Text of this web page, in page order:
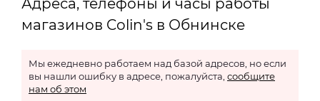
Адреса, телефоны и часы работы
магазинов Colin's в Обнинске
Мы ежедневно работаем над базой адресов, но если
вы нашли ошибку в адресе, пожалуйста, сообщите
нам об этом